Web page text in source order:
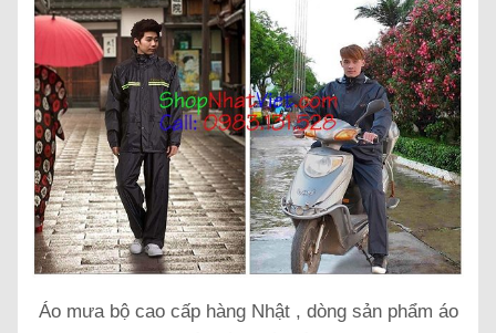
Áo mưa bộ cao cấp hàng Nhật , dòng sản phẩm áo